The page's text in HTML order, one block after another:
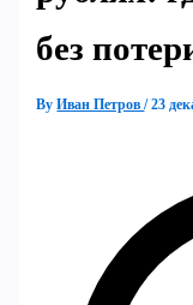
без
ByИван Петров/23